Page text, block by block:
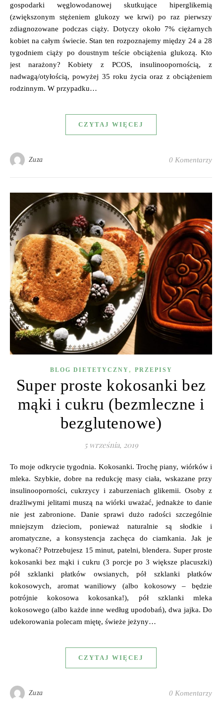
gospodarki węglowodanowej skutkujące hiperglikemią
(zwiększonym stężeniem glukozy we krwi) po raz pierwszy
zdiagnozowane podczas ciąży. Dotyczy około 7% ciężarnych
kobiet na całym świecie. Stan ten rozpoznajemy między 24 a 28
tygodniem ciąży po doustnym teście obciążenia glukozą. Kto
jest narażony? Kobiety z PCOS, insulinoopornością, z
nadwagą/otyłością, powyżej 35 roku życia oraz z obciążeniem
rodzinnym. W przypadku…
CZYTAJ WIĘCEJ
Zuza 0 Komentarzy
BLOG DIETETYCZNY , PRZEPISY
Super proste kokosanki bez
mąki i cukru (bezmleczne i
bezglutenowe)
5 września, 2019
To moje odkrycie tygodnia. Kokosanki. Trochę piany, wiórków i
mleka. Szybkie, dobre na redukcję masy ciała, wskazane przy
insulinooporności, cukrzycy i zaburzeniach glikemii. Osoby z
drażliwymi jelitami muszą na wiórki uważać, jednakże to danie
nie jest zabronione. Danie sprawi dużo radości szczególnie
mniejszym dzieciom, ponieważ naturalnie są słodkie i
aromatyczne, a konsystencja zachęca do ciamkania. Jak je
wykonać? Potrzebujesz 15 minut, patelni, blendera. Super proste
kokosanki bez mąki i cukru (3 porcje po 3 większe placuszki)
pół szklanki płatków owsianych, pół szklanki płatków
kokosowych, aromat waniliowy (albo kokosowy – będzie
potrójnie kokosowa kokosanka!), pół szklanki mleka
kokosowego (albo każde inne według upodobań), dwa jajka. Do
udekorowania polecam miętę, świeże jeżyny…
CZYTAJ WIĘCEJ
Zuza 0 Komentarzy